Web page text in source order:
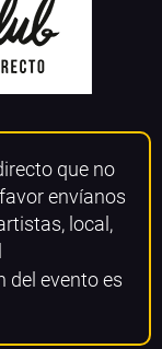
que no
envíanos
local,
del evento es